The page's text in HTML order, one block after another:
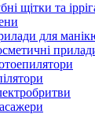
щітки та
для